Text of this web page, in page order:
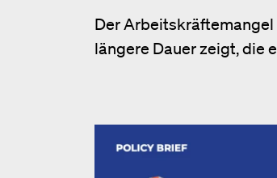
Der
längere Dauer zeigt, die